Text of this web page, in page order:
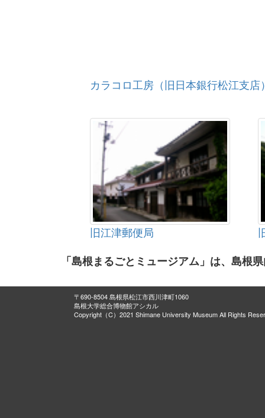
カラコロ工房（旧日本銀行松江支店
旧江津郵便局
「島根まるごとミュージアム」は、島根
〒690-8504 島根県松江市西川津町1060
島根大学総合博物館アシカル
Copyright（C）2021 Shimane University Museum All Rights